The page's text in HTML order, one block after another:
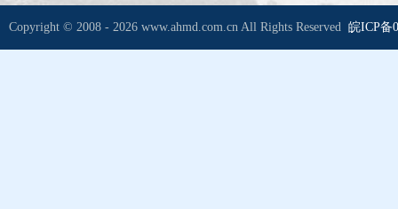
Copyright © 2008 - 2026 www.ahmd.com.cn All Rights Reserved 皖ICP备